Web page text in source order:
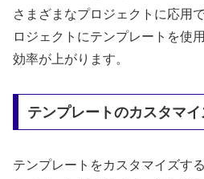
さまざまなプロジェクトに応用
ロジェクトにテンプレートを使
効率が上がります。
テンプレートのカスタマ
テンプレートをカスタマイズす